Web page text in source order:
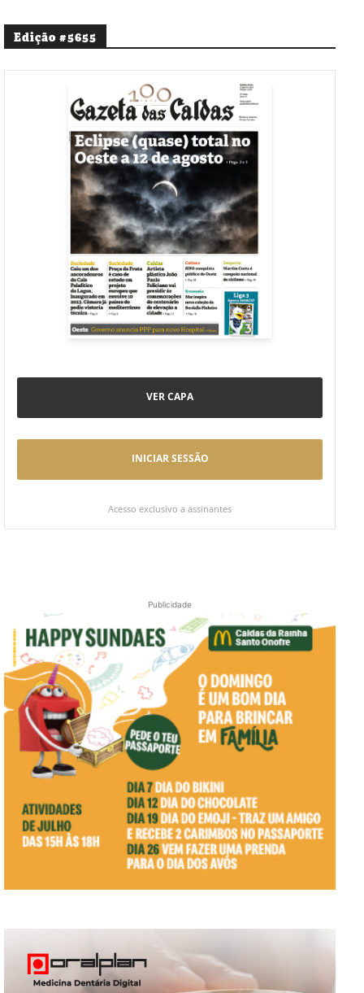
Edição #5655
VER CAPA
INICIAR SESSÃO
Acesso exclusivo a assinantes
Publicidade